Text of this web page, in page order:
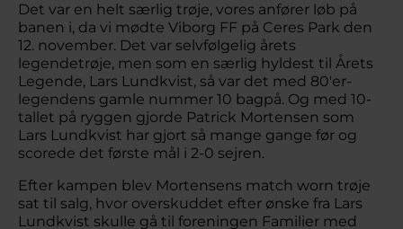
Det var en helt særlig trøje, vores anfører løb på
banen i, da vi mødte Viborg FF på Ceres Park den
12. november. Det var selvfølgelig årets
legendetrøje, men som en særlig hyldest til Årets
Legende, Lars Lundkvist, så var det med 80'er-
legendens gamle nummer 10 bagpå. Og med 10-
tallet på ryggen gjorde Patrick Mortensen som
Lars Lundkvist har gjort så mange gange før og
scorede det første mål i 2-0 sejren.
Efter kampen blev Mortensens match worn trøje
sat til salg, hvor overskuddet efter ønske fra Lars
Lundkvist skulle gå til foreningen Familier med